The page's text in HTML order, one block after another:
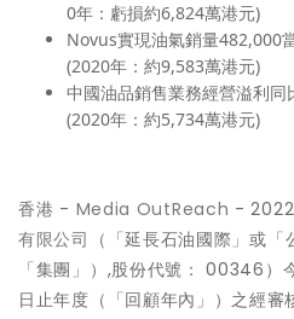
0年：虧損約6,824萬港元)
Novus實現油氣銷量482,000
(2020年：約9,583萬港元)
中國油品銷售業務經營溢利
(2020年：約5,734萬港元)
香港 - Media OutReach -
有限公司 （「延長石油國際」或
「集團」）,股份代號： 00346）
日止年度（「回顧年內」）之經審